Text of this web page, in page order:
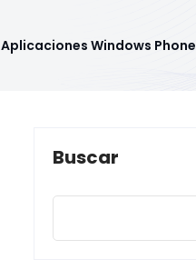
Aplicaciones Windows Phone
Buscar